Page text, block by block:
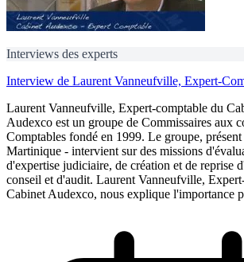
Interviews des experts
Interview de Laurent Vanneufville, Expert-
Laurent Vanneufville, Expert-comptable du
Audexco est un groupe de Commissaires aux
Comptables fondé en 1999. Le groupe,
Martinique - intervient sur des missions
d'expertise judiciaire, de création et de reprise
conseil et d'audit. Laurent Vanneufville,
Cabinet Audexco, nous explique l'importance